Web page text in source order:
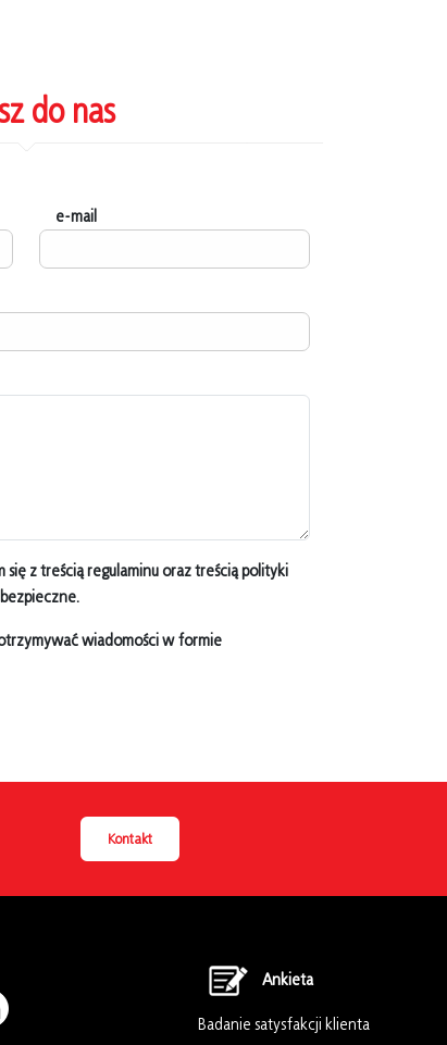
do nas
e-mail
z treścią regulaminu oraz treścią polityki
wiadomości w formie
Kontakt
Ankieta
Badanie satysfakcji klienta